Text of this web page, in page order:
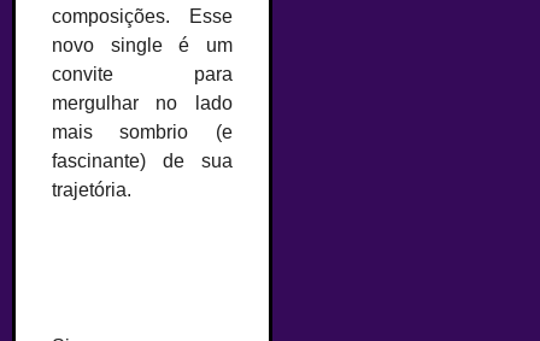
composições. Esse
novo single é um
convite para
mergulhar no lado
mais sombrio (e
fascinante) de sua
trajetória.